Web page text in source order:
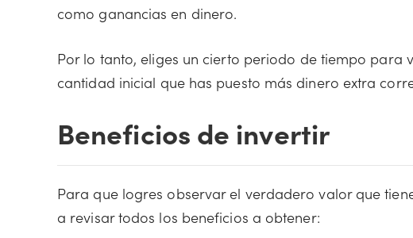
como ganancias en dinero.
Por lo tanto, eliges un cierto periodo de tiempo para
cantidad inicial que has puesto más dinero extra
Beneficios de invertir
Para que logres observar el verdadero valor que
a revisar todos los beneficios a obtener: